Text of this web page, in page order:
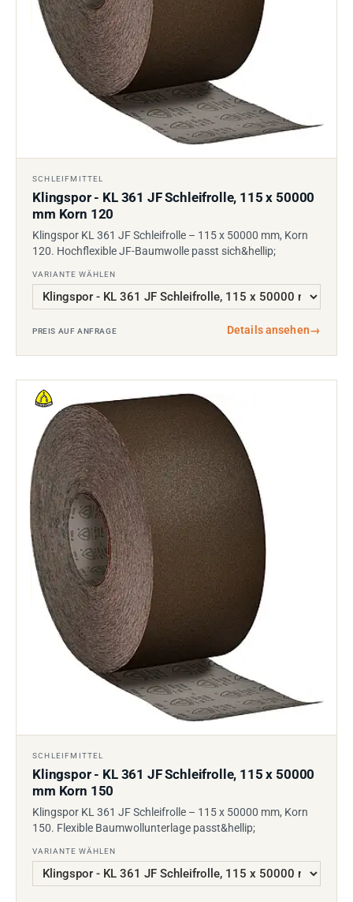
SCHLEIFMITTEL
Klingspor - KL 361 JF Schleifrolle, 115 x 50000
mm Korn 120
Klingspor KL 361 JF Schleifrolle – 115 x 50000 mm, Korn
120. Hochflexible JF-Baumwolle passt sich&hellip;
VARIANTE WÄHLEN
PREIS AUF ANFRAGE Details ansehen→
SCHLEIFMITTEL
Klingspor - KL 361 JF Schleifrolle, 115 x 50000
mm Korn 150
Klingspor KL 361 JF Schleifrolle – 115 x 50000 mm, Korn
150. Flexible Baumwollunterlage passt&hellip;
VARIANTE WÄHLEN